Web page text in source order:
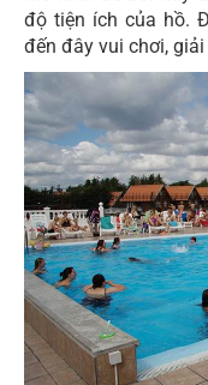
độ tiện ích của hồ.
đến đây vui chơi,